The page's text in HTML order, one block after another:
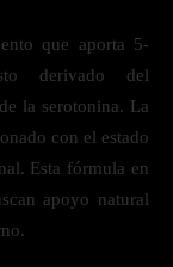
que aporta 5-
derivado del
la serotonina. La
con el estado
Esta fórmula en
apoyo natural